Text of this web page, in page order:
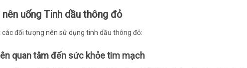
uống Tinh dầu thông đỏ
các đối tượng nên sử dụng tinh dầu thông đỏ:
quan tâm đến sức khỏe tim mạch